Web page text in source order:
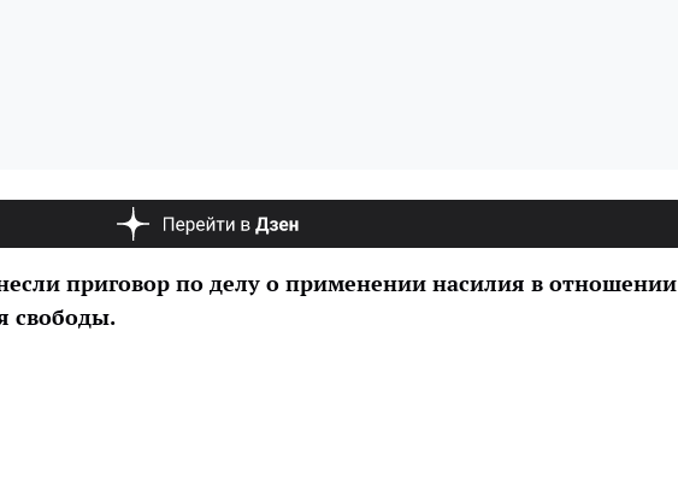
приговор по делу о применении насилия в отношении
свободы.